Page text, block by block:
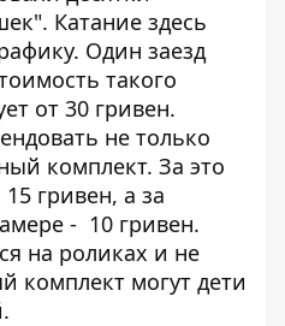
Катание здесь
Один заезд
такого
от 30 гривен.
не только
комплект. За это
гривен, а за
- 10 гривен.
на роликах и не
комплект могут дети